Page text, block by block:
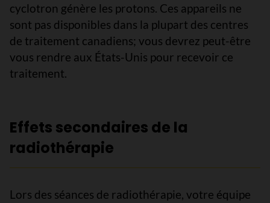
cyclotron génère les protons. Ces appareils ne
sont pas disponibles dans la plupart des centres
de traitement canadiens; vous devrez peut-être
vous rendre aux États-Unis pour recevoir ce
traitement.
Effets secondaires de la
radiothérapie
Lors des séances de radiothérapie, votre équipe